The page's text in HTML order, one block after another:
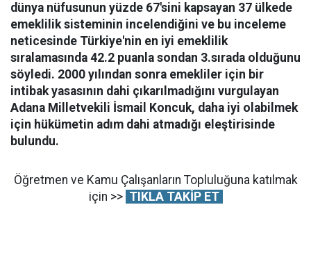
dünya nüfusunun yüzde 67'sini kapsayan 37 ülkede
emeklilik sisteminin incelendiğini ve bu inceleme
neticesinde Türkiye'nin en iyi emeklilik
sıralamasında 42.2 puanla sondan 3.sırada olduğunu
söyledi. 2000 yılından sonra emekliler için bir
intibak yasasının dahi çıkarılmadığını vurgulayan
Adana Milletvekili İsmail Koncuk, daha iyi olabilmek
için hükümetin adım dahi atmadığı eleştirisinde
bulundu.
Öğretmen ve Kamu Çalışanların Topluluğuna katılmak
için >> TIKLA TAKİP ET